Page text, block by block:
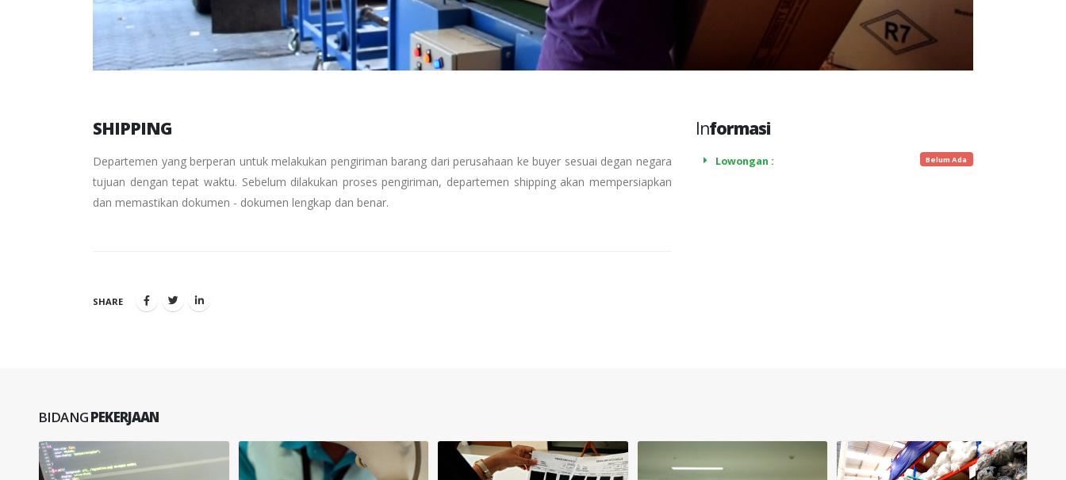
SHIPPING
Departemen yang berperan untuk melakukan pengiriman barang dari perusahaan ke buyer sesuai degan negara
tujuan dengan tepat waktu. Sebelum dilakukan proses pengiriman, departemen shipping akan mempersiapkan
dan memastikan dokumen - dokumen lengkap dan benar.
SHARE
Informasi
Lowongan : Belum Ada
BIDANGPEKERJAAN